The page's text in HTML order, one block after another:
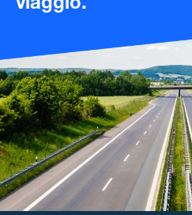
viaggio.